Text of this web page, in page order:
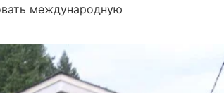
международную